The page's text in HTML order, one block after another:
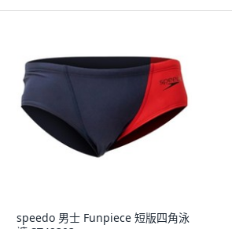
speedo 男士 Funpiece 短版四角泳